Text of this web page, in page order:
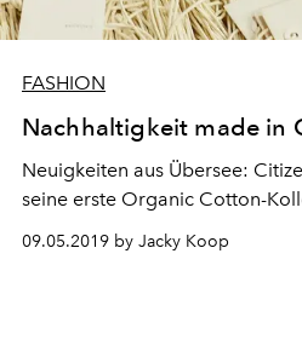
FASHION
Nachhaltigkeit made in
Neuigkeiten aus Übersee:
seine erste Organic Cotton-
09.05.2019 by Jacky Koop